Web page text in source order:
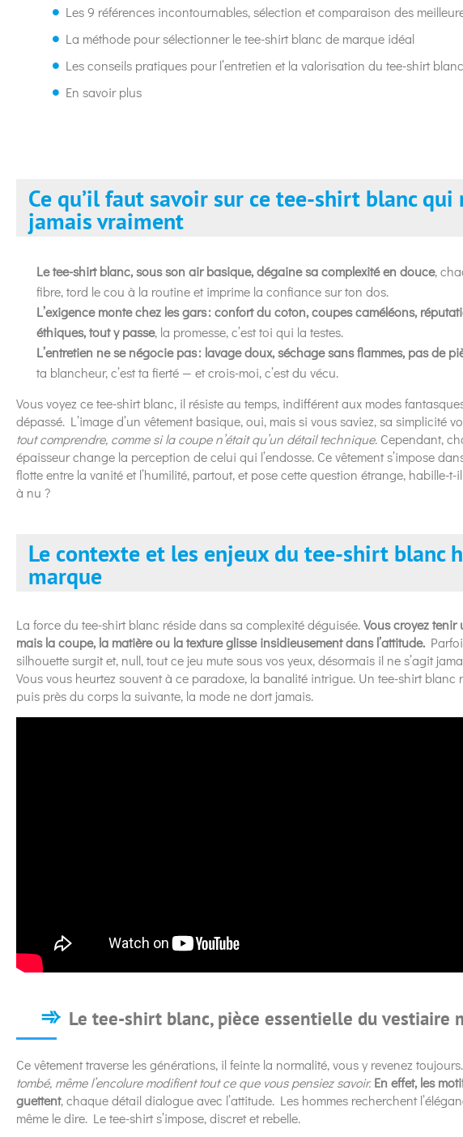
Les 9 références incontournables, sélection et comparaison des
La méthode pour sélectionner le tee-shirt blanc de marque idéal
Les conseils pratiques pour l’entretien et la valorisation du tee-shirt
En savoir plus
Ce qu’il faut savoir sur ce tee-shirt blanc qui
jamais vraiment
Le tee-shirt blanc, sous son air basique, dégaine sa complexité en douce,
fibre, tord le cou à la routine et imprime la confiance sur ton dos.
L’exigence monte chez les gars : confort du coton, coupes caméléons,
éthiques, tout y passe, la promesse, c’est toi qui la testes.
L’entretien ne se négocie pas : lavage doux, séchage sans flammes, pas de
ta blancheur, c’est ta fierté — et crois-moi, c’est du vécu.
Vous voyez ce tee-shirt blanc, il résiste au temps, indifférent aux modes
dépassé. L’image d’un vêtement basique, oui, mais si vous saviez, sa simplicité
tout comprendre, comme si la coupe n’était qu’un détail technique. Cependant,
épaisseur change la perception de celui qui l’endosse. Ce vêtement s’impose
flotte entre la vanité et l’humilité, partout, et pose cette question étrange, habille-
à nu ?
Le contexte et les enjeux du tee-shirt blanc
marque
La force du tee-shirt blanc réside dans sa complexité déguisée.Vous croyez tenir
mais la coupe, la matière ou la texture glisse insidieusement dans l’attitude.
silhouette surgit et, null, tout ce jeu mute sous vos yeux, désormais il ne s’agit
Vous vous heurtez souvent à ce paradoxe, la banalité intrigue. Un tee-shirt blanc
puis près du corps la suivante, la mode ne dort jamais.
Le tee-shirt blanc, pièce essentielle du vestiaire
Ce vêtement traverse les générations, il feinte la normalité, vous y revenez toujours.
tombé, même l’encolure modifient tout ce que vous pensiez savoir. En effet, les
guettent, chaque détail dialogue avec l’attitude. Les hommes recherchent
même le dire. Le tee-shirt s’impose, discret et rebelle.